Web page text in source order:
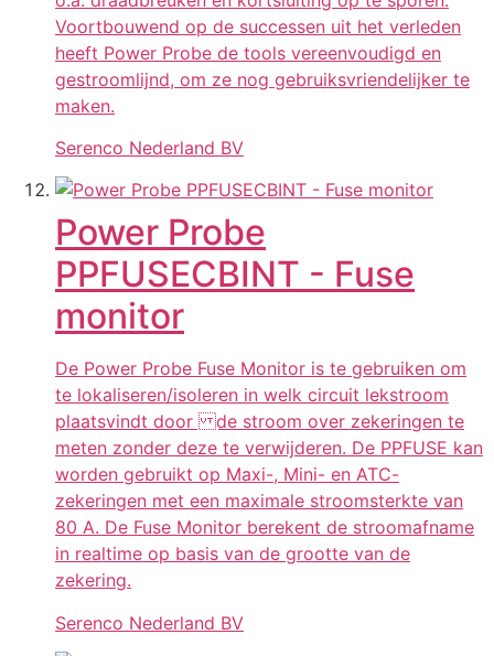
Voortbouwend op de successen uit het verleden
heeft Power Probe de tools vereenvoudigd en
gestroomlijnd, om ze nog gebruiksvriendelijker te
maken.
Serenco Nederland BV
Power Probe
PPFUSECBINT - Fuse
monitor
De Power Probe Fuse Monitor is te gebruiken om
te lokaliseren/isoleren in welk circuit lekstroom
plaatsvindt door de stroom over zekeringen te
meten zonder deze te verwijderen. De PPFUSE kan
worden gebruikt op Maxi-, Mini- en ATC-
zekeringen met een maximale stroomsterkte van
80 A. De Fuse Monitor berekent de stroomafname
in realtime op basis van de grootte van de
zekering.
Serenco Nederland BV